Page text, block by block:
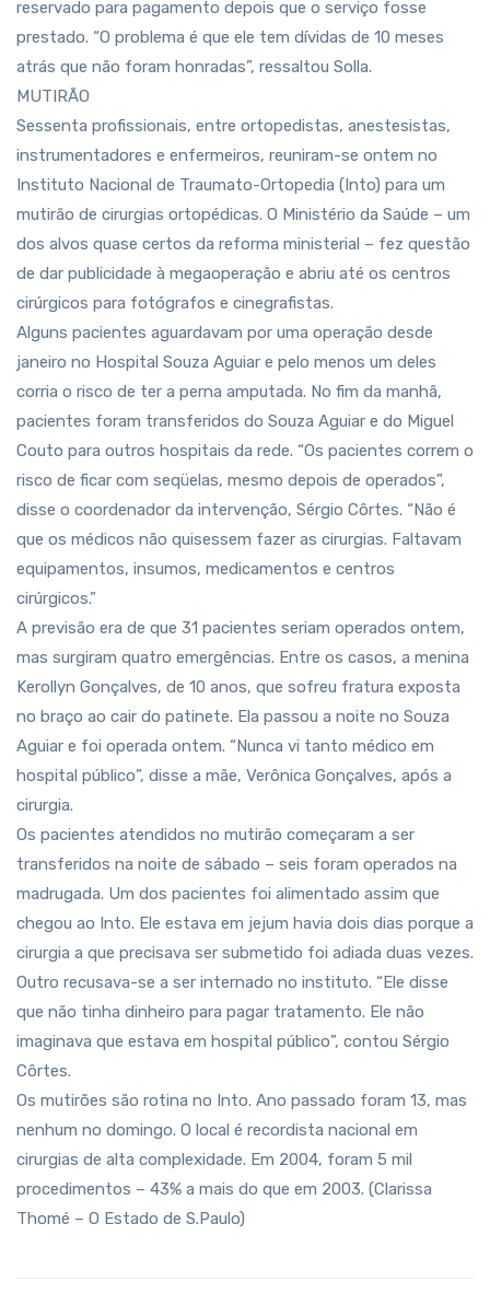
reservado para pagamento depois que o serviço fosse
prestado. “O problema é que ele tem dívidas de 10 meses
atrás que não foram honradas”, ressaltou Solla.
MUTIRÃO
Sessenta profissionais, entre ortopedistas, anestesistas,
instrumentadores e enfermeiros, reuniram-se ontem no
Instituto Nacional de Traumato-Ortopedia (Into) para um
mutirão de cirurgias ortopédicas. O Ministério da Saúde – um
dos alvos quase certos da reforma ministerial – fez questão
de dar publicidade à megaoperação e abriu até os centros
cirúrgicos para fotógrafos e cinegrafistas.
Alguns pacientes aguardavam por uma operação desde
janeiro no Hospital Souza Aguiar e pelo menos um deles
corria o risco de ter a perna amputada. No fim da manhã,
pacientes foram transferidos do Souza Aguiar e do Miguel
Couto para outros hospitais da rede. “Os pacientes correm o
risco de ficar com seqüelas, mesmo depois de operados”,
disse o coordenador da intervenção, Sérgio Côrtes. “Não é
que os médicos não quisessem fazer as cirurgias. Faltavam
equipamentos, insumos, medicamentos e centros
cirúrgicos.”
A previsão era de que 31 pacientes seriam operados ontem,
mas surgiram quatro emergências. Entre os casos, a menina
Kerollyn Gonçalves, de 10 anos, que sofreu fratura exposta
no braço ao cair do patinete. Ela passou a noite no Souza
Aguiar e foi operada ontem. “Nunca vi tanto médico em
hospital público”, disse a mãe, Verônica Gonçalves, após a
cirurgia.
Os pacientes atendidos no mutirão começaram a ser
transferidos na noite de sábado – seis foram operados na
madrugada. Um dos pacientes foi alimentado assim que
chegou ao Into. Ele estava em jejum havia dois dias porque a
cirurgia a que precisava ser submetido foi adiada duas vezes.
Outro recusava-se a ser internado no instituto. “Ele disse
que não tinha dinheiro para pagar tratamento. Ele não
imaginava que estava em hospital público”, contou Sérgio
Côrtes.
Os mutirões são rotina no Into. Ano passado foram 13, mas
nenhum no domingo. O local é recordista nacional em
cirurgias de alta complexidade. Em 2004, foram 5 mil
procedimentos – 43% a mais do que em 2003. (Clarissa
Thomé – O Estado de S.Paulo)